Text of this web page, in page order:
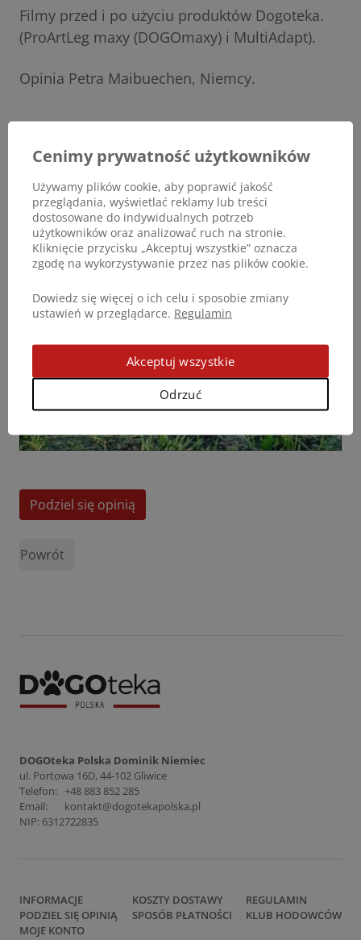
Filmy przed i po użyciu produktów Dogoteka.
(ProArtLeg maxy (DOGOmaxy) i MultiAdapt).
Opinia Petra Maibuechen, Niemcy.
Podziel się opinią
Powrót
DOGOteka Polska Dominik Niemiec
ul. Portowa 16D, 44-102 Gliwice
Telefon: +48 883 852 285
Email:
kontakt@dogotekapolska.pl
NIP: 6312722835
INFORMACJE
PODZIEL SIĘ OPINIĄ
MOJE KONTO
KOSZTY DOSTAWY
SPOSÓB PŁATNOŚCI
REGULAMIN
KLUB HODOWCÓW
Cenimy prywatność użytkowników
Używamy plików cookie, aby poprawić jakość
przeglądania, wyświetlać reklamy lub treści
dostosowane do indywidualnych potrzeb
użytkowników oraz analizować ruch na stronie.
Kliknięcie przycisku „Akceptuj wszystkie” oznacza
zgodę na wykorzystywanie przez nas plików cookie.
Dowiedz się więcej o ich celu i sposobie zmiany
ustawień w przeglądarce. Regulamin
Odrzuć
Akceptuj wszystkie